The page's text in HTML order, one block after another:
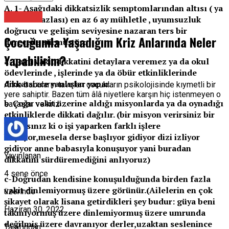
A. 1- Aşağıdaki dikkatsizlik semptomlarından altısı ( ya
da daha fazlası) en az 6 ay mühletle , uyumsuzluk
doğrucu ve gelişim seviyesine nazaran ters bir
derecede sürmüştür:
a-Çoğu vakit dikkatini detaylara veremez ya da okul
ödevlerinde , işlerinde ya da öbür etkinliklerinde
dikkatsizce yanlışlar yapar.
b-Çoğu vakit üzerine aldığı misyonlarda ya da oynadığı
etkinliklerde dikkati dağılır. (bir misyon verirsiniz bir
bakarsınız ki o işi yaparken farklı işlere
başlıyor,mesela derse başlıyor gidiyor dizi izliyor
gidiyor anne babasıyla konuşuyor yani buradan
dikkatini sürdüremediğini anlıyoruz)
c-Doğrudan kendisine konuşulduğunda birden fazla
vakit dinlemiyormuş üzere görünür.(Ailelerin en çok
şikayet olarak lisana getirdikleri şey budur: güya beni
takmıyormuş üzere dinlemiyormuş üzere umrunda
değilmiş üzere davranıyor derler,uzaktan seslenince
Çocuğumla Yaşadığım Kriz Anlarında Neler
Yapabilirim?
Anne babaların tavırları çocukların psikolojisinde kıymetli bir
yere sahiptir. Bazen tüm âlâ niyetlere karşın hiç istenmeyen o
savaşlar ve kriz …
Yayınlanan
4 sene önce
üzerinde
Haziran 30, 2022